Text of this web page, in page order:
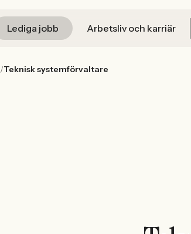
Lediga jobb Arbetsliv och karriär
/Teknisk systemförvaltare